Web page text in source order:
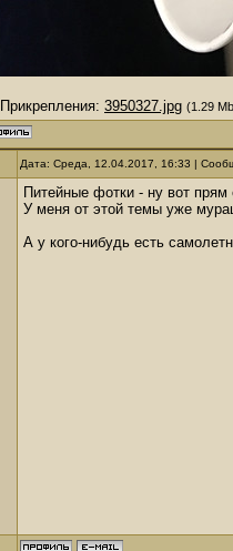
Прикрепления: 3950327.jpg (1.29
Дата: Среда, 12.04.2017, 16:33 |
Питейные фотки - ну вот
У меня от этой темы уже
А у кого-нибудь есть